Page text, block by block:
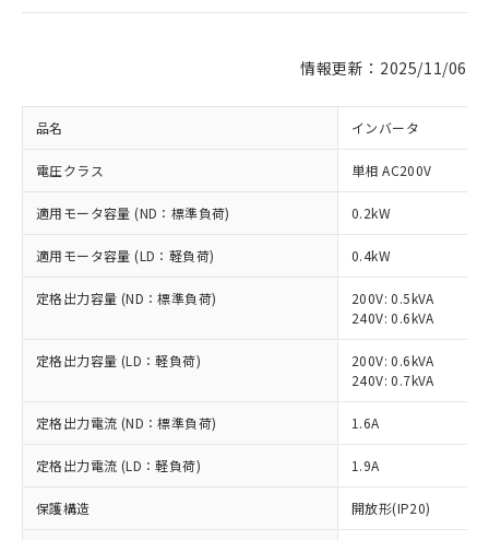
情報更新：2025/11/06
品名 インバータ
電圧クラス 単相 AC200V
適用モータ容量 (ND：標準負荷) 0.2kW
適用モータ容量 (LD：軽負荷) 0.4kW
定格出力容量 (ND：標準負荷)
200V: 0.5kVA
240V: 0.6kVA
定格出力容量 (LD：軽負荷)
200V: 0.6kVA
240V: 0.7kVA
定格出力電流 (ND：標準負荷) 1.6A
定格出力電流 (LD：軽負荷) 1.9A
保護構造 開放形(IP20)